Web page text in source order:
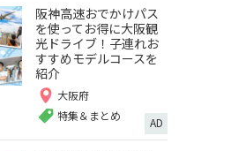
阪神高速おでかけパス
を使ってお得に大阪観
光ドライブ！子連れお
すすめモデルコースを
紹介
大阪府
特集＆まとめ
AD